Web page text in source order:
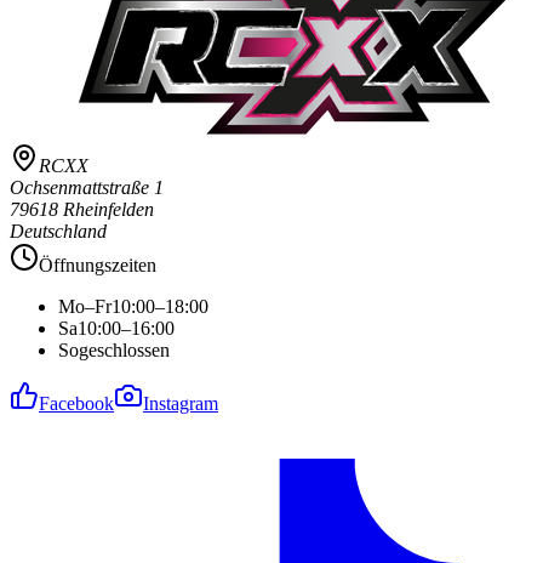
RCXX
Ochsenmattstraße 1
79618 Rheinfelden
Deutschland
Öffnungszeiten
Mo–Fr10:00–18:00
Sa10:00–16:00
Sogeschlossen
Facebook Instagram